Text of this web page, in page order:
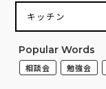
Popular Words
相談会 勉強会